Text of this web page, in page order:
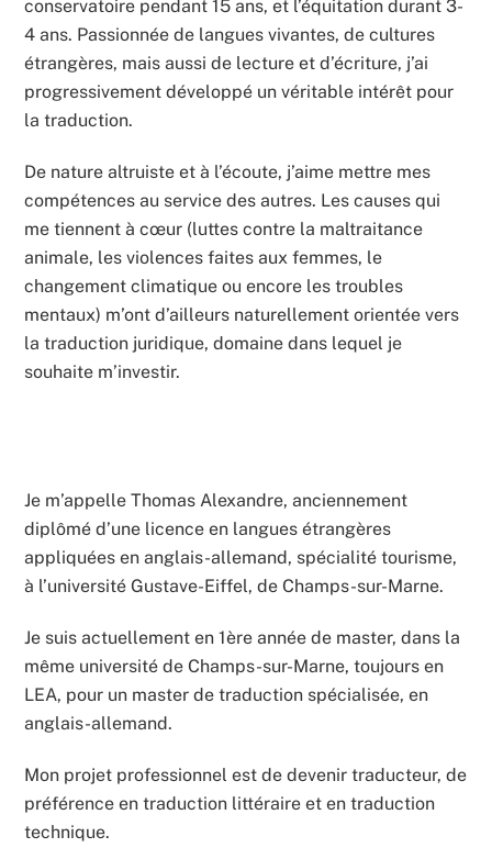
conservatoire pendant 15 ans, et l’équitation durant 3-
4 ans. Passionnée de langues vivantes, de cultures
étrangères, mais aussi de lecture et d’écriture, j’ai
progressivement développé un véritable intérêt pour
la traduction.
De nature altruiste et à l’écoute, j’aime mettre mes
compétences au service des autres. Les causes qui
me tiennent à cœur (luttes contre la maltraitance
animale, les violences faites aux femmes, le
changement climatique ou encore les troubles
mentaux) m’ont d’ailleurs naturellement orientée vers
la traduction juridique, domaine dans lequel je
souhaite m’investir.
Je m’appelle Thomas Alexandre, anciennement
diplômé d’une licence en langues étrangères
appliquées en anglais-allemand, spécialité tourisme,
à l’université Gustave-Eiffel, de Champs-sur-Marne.
Je suis actuellement en 1ère année de master, dans la
même université de Champs-sur-Marne, toujours en
LEA, pour un master de traduction spécialisée, en
anglais-allemand.
Mon projet professionnel est de devenir traducteur, de
préférence en traduction littéraire et en traduction
technique.